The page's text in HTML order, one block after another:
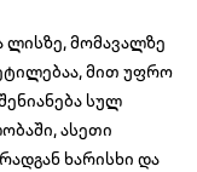
ლისზე, მომავალზე
მით უფრო
სულ
ასეთი
ხარისხი და